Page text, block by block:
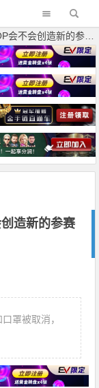
会创造新的参赛纪录？
造新的参赛
罩被取消，